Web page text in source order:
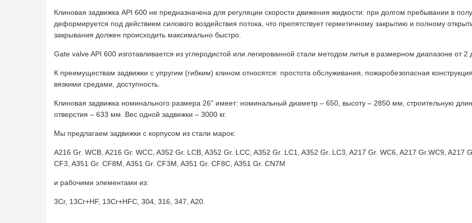
Клиновая задвижка API 600 не предназначена для регуляции скорости движения жидкости: при долгом пребывании в
деформируется под действием силового воздействия потока, что препятствует герметичному закрытию и полному
закрывания должен происходить максимально быстро.
Gate valve API 600 изготавливается из углеродистой или легированной стали методом литья в размерном диапазоне от
К преимуществам задвижки c упругим (гибким) клином относятся: простота обслуживания, пожаробезопасная
вязкими средами, доступность.
Клиновая задвижка номинального размера 26" имеет: номинальный диаметр – 650, высоту – 2850 мм, строительную
отверстия – 633 мм. Вес одной задвижки – 3000 кг.
Мы предлагаем задвижки с корпусом из стали марок:
A216 Gr. WCB, A216 Gr. WCC, A352 Gr. LCB, A352 Gr. LCC, A352 Gr. LC1, A352 Gr. LC3, A217 Gr. WC6, A217 Gr.WC9, A217
CF3, A351 Gr. CF8M, A351 Gr. CF3M, A351 Gr. CF8C, A351 Gr. CN7M
и рабочими элементами из:
3Cr, 13Cr+HF, 13Cr+HFC, 304, 316, 347, A20.